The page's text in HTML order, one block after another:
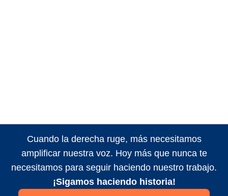
Cuando la derecha ruge, más necesitamos
amplificar nuestra voz. Hoy más que nunca te
necesitamos para seguir haciendo nuestro trabajo.
¡Sigamos haciendo historia!